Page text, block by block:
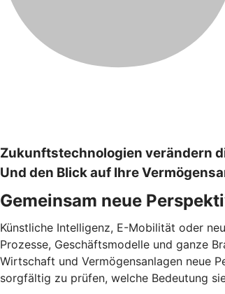
Zukunftstechnologien verändern
Und den Blick auf Ihre
Gemeinsam neue
Künstliche Intelligenz, E-Mobilität oder
Prozesse, Geschäftsmodelle und ganze
Wirtschaft und Vermögensanlagen neue
sorgfältig zu prüfen, welche Bedeutung